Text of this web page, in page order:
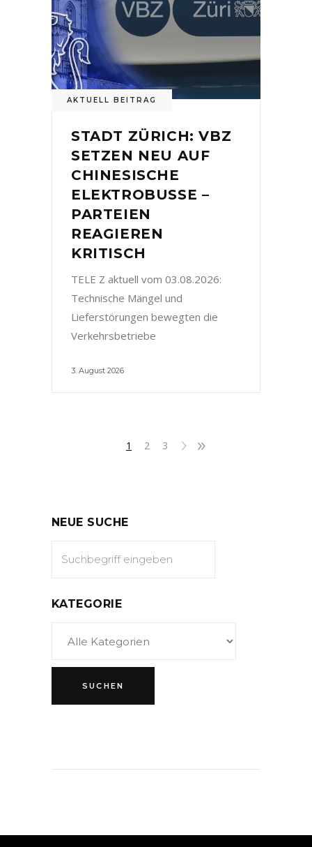
AKTUELL BEITRAG
STADT ZÜRICH: VBZ
SETZEN NEU AUF
CHINESISCHE
ELEKTROBUSSE –
PARTEIEN
REAGIEREN
KRITISCH
TELE Z aktuell vom 03.08.2026:
Technische Mängel und
Lieferstörungen bewegten die
Verkehrsbetriebe
3. August 2026
1 2 3
NEUE SUCHE
KATEGORIE